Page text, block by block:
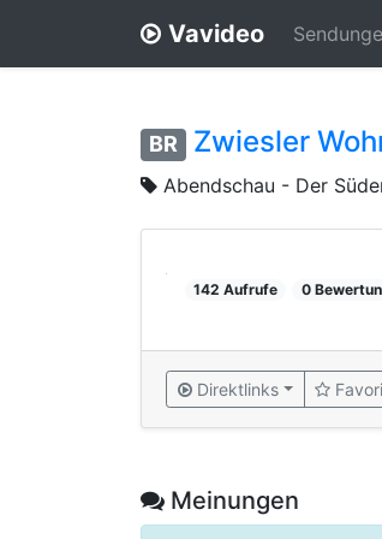
Vavideo
BR Zwiesler
Abendschau - Der
142 Aufrufe 0
Direktlinks
Meinungen